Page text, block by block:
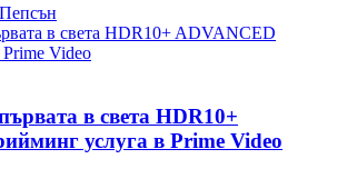
в света HDR10+
услуга в Prime Video